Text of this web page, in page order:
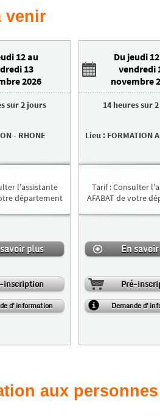
venir
12 au
13
2026
sur2 jours
- RHONE
l'assistante
département
plus
inscription
d'information
Du jeudi
vendredi
novembre
14 heuressur
Lieu : FORMATION
Tarif :Consulter
AFABAT de votre
En
Pré-
Demande
aux